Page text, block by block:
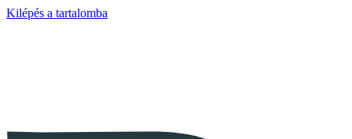
Kilépés a tartalomba